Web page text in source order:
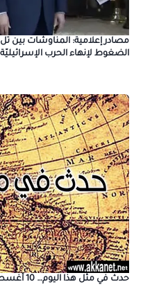
مصادر إعلامية: المناوشات بين
الضغوط لإنهاء الحرب
حدث في مثل هذا اليوم… 10 أغسطس أو 10 آب أو يوم 10 \ 8